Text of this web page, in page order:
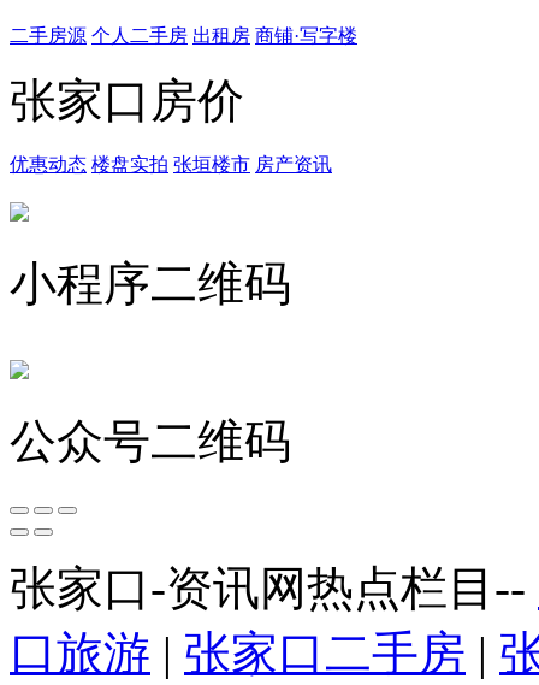
二手房源 个人二手房 出租房 商铺·写字楼
张家口房价
优惠动态 楼盘实拍 张垣楼市 房产资讯
小程序二维码
公众号二维码
张家口-资讯网热点栏目--
口旅游 | 张家口二手房 |